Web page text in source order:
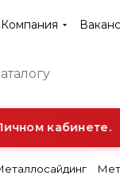
Компания
кабинете.